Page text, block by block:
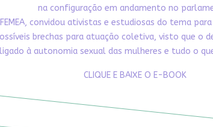
na configuração em andamento no
convidou ativistas e estudiosas do tema
brechas para atuação coletiva, visto que o
à autonomia sexual das mulheres e tudo o
CLIQUE E BAIXE O E-BOOK